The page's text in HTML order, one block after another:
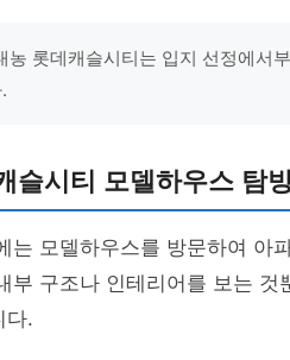
농 롯데캐슬시티는 입지 선정에서
슬시티 모델하우스 탐
는 모델하우스를 방문하여 아
부 구조나 인테리어를 보는
다.